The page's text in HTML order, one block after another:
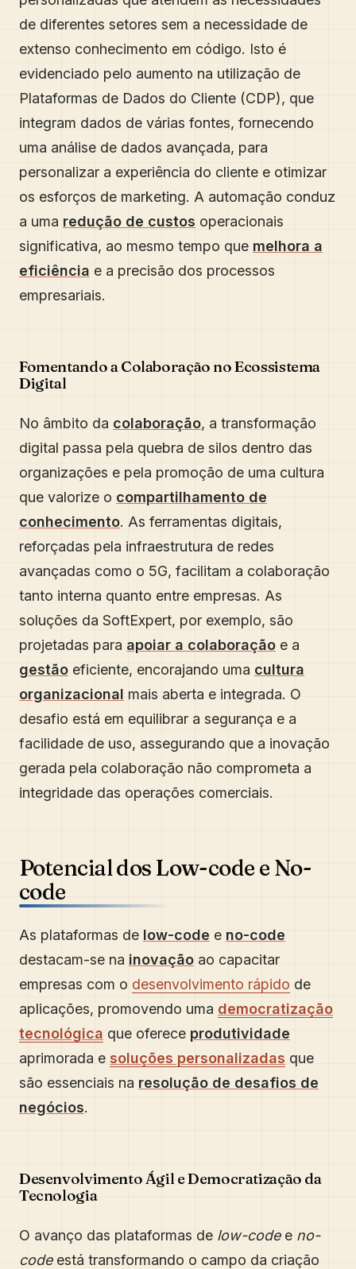
de diferentes setores sem a necessidade de
extenso conhecimento em código. Isto é
evidenciado pelo aumento na utilização de
Plataformas de Dados do Cliente (CDP), que
integram dados de várias fontes, fornecendo
uma análise de dados avançada, para
personalizar a experiência do cliente e otimizar
os esforços de marketing. A automação conduz
a uma redução de custos operacionais
significativa, ao mesmo tempo que melhora a
eficiência e a precisão dos processos
empresariais.
Fomentando a Colaboração no Ecossistema
Digital
No âmbito da colaboração, a transformação
digital passa pela quebra de silos dentro das
organizações e pela promoção de uma cultura
que valorize o compartilhamento de
conhecimento. As ferramentas digitais,
reforçadas pela infraestrutura de redes
avançadas como o 5G, facilitam a colaboração
tanto interna quanto entre empresas. As
soluções da SoftExpert, por exemplo, são
projetadas para apoiar a colaboração e a
gestão eficiente, encorajando uma cultura
organizacional mais aberta e integrada. O
desafio está em equilibrar a segurança e a
facilidade de uso, assegurando que a inovação
gerada pela colaboração não comprometa a
integridade das operações comerciais.
Potencial dos Low-code e No-
code
As plataformas de low-code e no-code
destacam-se na inovação ao capacitar
empresas com o desenvolvimento rápido de
aplicações, promovendo uma democratização
tecnológica que oferece produtividade
aprimorada e soluções personalizadas que
são essenciais na resolução de desafios de
negócios.
Desenvolvimento Ágil e Democratização da
Tecnologia
O avanço das plataformas de low-codee no-
codeestá transformando o campo da criação